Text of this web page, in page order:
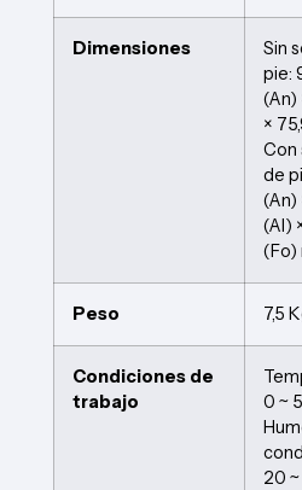
Dimensiones
Sin
pie:
(An)
×
Con
de
(An)
(Al)
(Fo)
Peso 7,5
Condiciones de
trabajo
0 ~
20